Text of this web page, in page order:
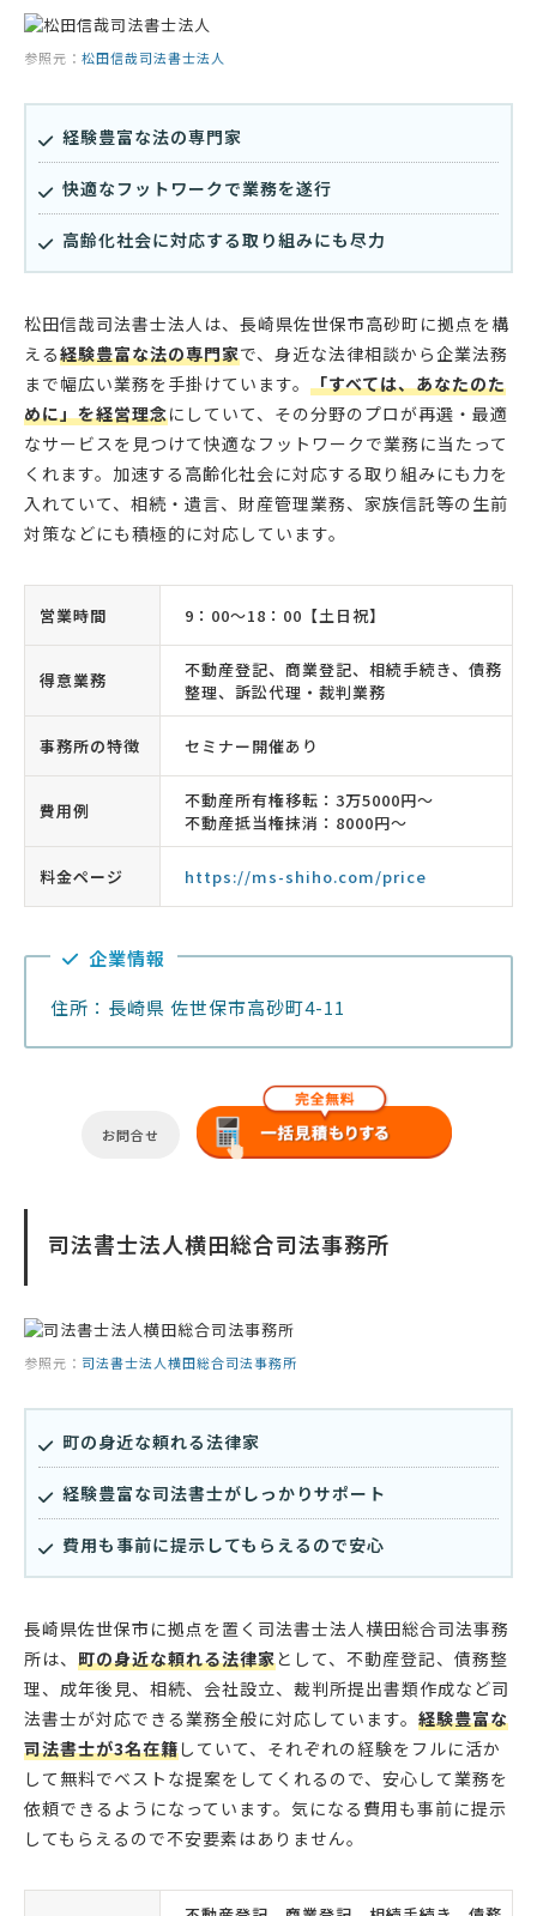
参照元： 松田信哉司法書士法人
経験豊富な法の専門家
快適なフットワークで業務を遂行
高齢化社会に対応する取り組みにも尽力
松田信哉司法書士法人は、長崎県佐世保市高砂町に拠点を構
える経験豊富な法の専門家で、身近な法律相談から企業法務
まで幅広い業務を手掛けています。 「すべては、あなたのた
めに」を経営理念にしていて、その分野のプロが再選・最適
なサービスを見つけて快適なフットワークで業務に当たって
くれます。加速する高齢化社会に対応する取り組みにも力を
入れていて、相続・遺言、財産管理業務、家族信託等の生前
対策などにも積極的に対応しています。
営業時間 9：00〜18：00【土日祝】
得意業務
不動産登記、商業登記、相続手続き、債務
整理、訴訟代理・裁判業務
事務所の特徴 セミナー開催あり
費用例
不動産所有権移転：3万5000円〜
不動産抵当権抹消：8000円〜
料金ページ https://ms-shiho.com/price
企業情報
住所：長崎県 佐世保市高砂町4-11
お問合せ
司法書士法人横田総合司法事務所
参照元： 司法書士法人横田総合司法事務所
町の身近な頼れる法律家
経験豊富な司法書士がしっかりサポート
費用も事前に提示してもらえるので安心
長崎県佐世保市に拠点を置く司法書士法人横田総合司法事務
所は、 町の身近な頼れる法律家として、不動産登記、債務整
理、成年後見、相続、会社設立、裁判所提出書類作成など司
法書士が対応できる業務全般に対応しています。 経験豊富な
司法書士が3名在籍していて、それぞれの経験をフルに活か
して無料でベストな提案をしてくれるので、安心して業務を
依頼できるようになっています。気になる費用も事前に提示
してもらえるので不安要素はありません。